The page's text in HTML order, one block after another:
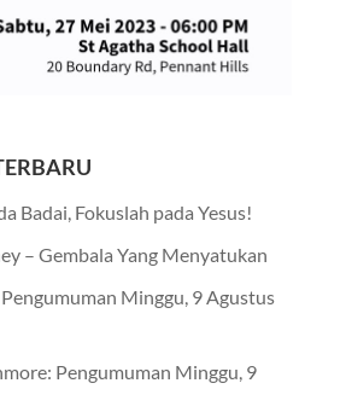
Badai, Fokuslah pada Yesus!
– Gembala Yang Menyatukan
Minggu, 9 Agustus
Pengumuman Minggu, 9